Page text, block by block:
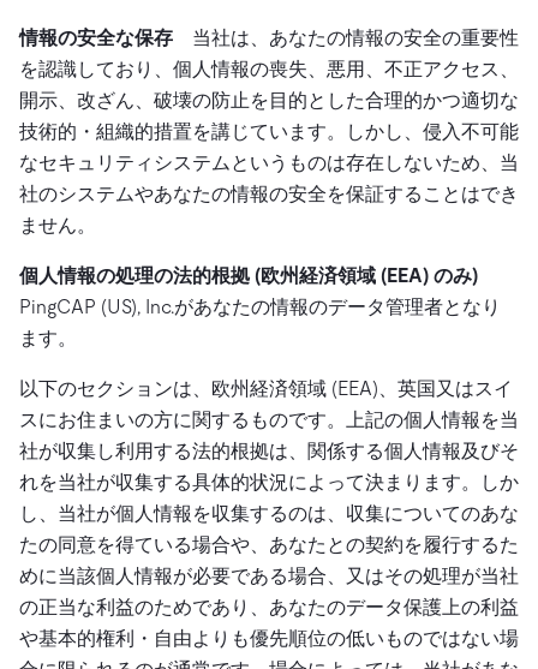
情報の安全な保存 当社は、あなたの情報の安全の重要性
を認識しており、個人情報の喪失、悪用、不正アクセス、
開示、改ざん、破壊の防止を目的とした合理的かつ適切な
技術的・組織的措置を講じています。しかし、侵入不可能
なセキュリティシステムというものは存在しないため、当
社のシステムやあなたの情報の安全を保証することはでき
ません。
個人情報の処理の法的根拠 (欧州経済領域 (EEA) のみ)
PingCAP (US), Inc.があなたの情報のデータ管理者となり
ます。
以下のセクションは、欧州経済領域 (EEA)、英国又はスイ
スにお住まいの方に関するものです。上記の個人情報を当
社が収集し利用する法的根拠は、関係する個人情報及びそ
れを当社が収集する具体的状況によって決まります。しか
し、当社が個人情報を収集するのは、収集についてのあな
たの同意を得ている場合や、あなたとの契約を履行するた
めに当該個人情報が必要である場合、又はその処理が当社
の正当な利益のためであり、あなたのデータ保護上の利益
や基本的権利・自由よりも優先順位の低いものではない場